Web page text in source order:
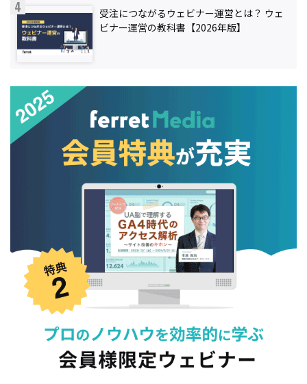
受注につながるウェビナー運営とは？ ウェ
ビナー運営の教科書【2026年版】